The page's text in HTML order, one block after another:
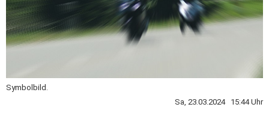
Symbolbild.
Sa, 23.03.2024 15:44 Uhr